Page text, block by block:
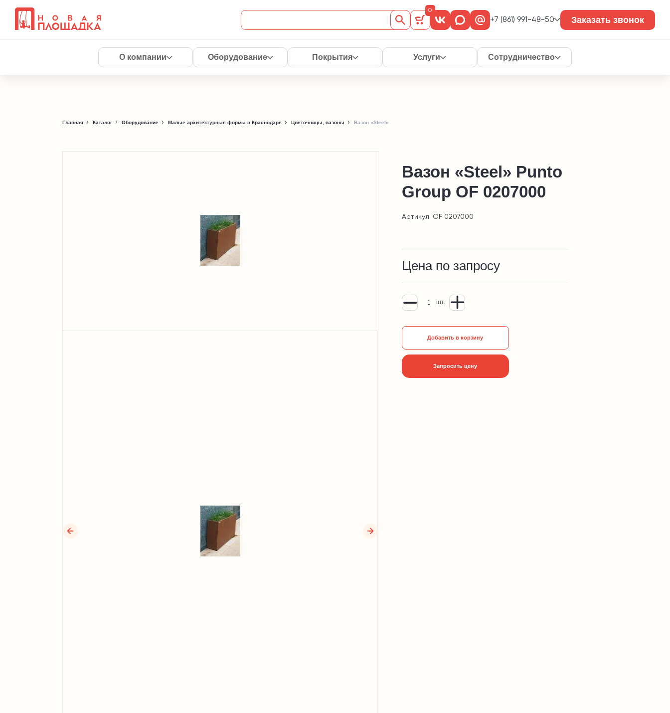
0
+7 (861) 991-48-50 Заказать звонок
О компании Оборудование Покрытия Услуги Сотрудничество
Главная Каталог Оборудование Малые архитектурные формы в Краснодаре Цветочницы, вазоны Вазон «Steel»
Вазон «Steel» Punto
Group OF 0207000
Артикул: OF 0207000
Цена по запросу
шт.
Добавить в корзину
Запросить цену